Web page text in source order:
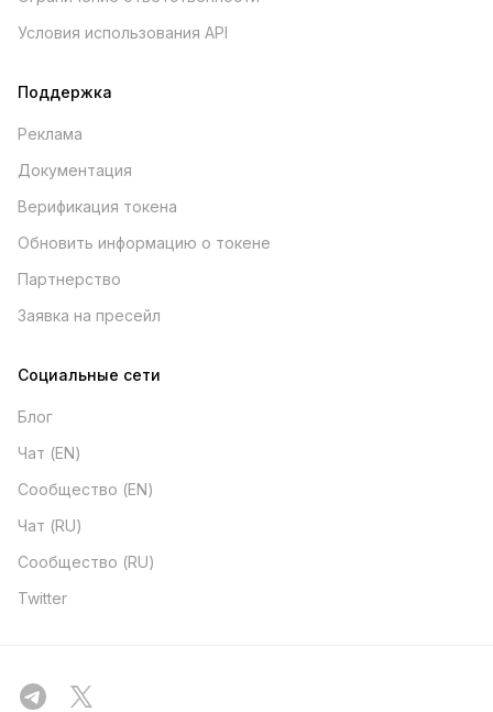
Условия использования API
Поддержка
Реклама
Документация
Верификация токена
Обновить информацию о токене
Партнерство
Заявка на пресейл
Социальные сети
Блог
Чат (EN)
Сообщество (EN)
Чат (RU)
Сообщество (RU)
Twitter